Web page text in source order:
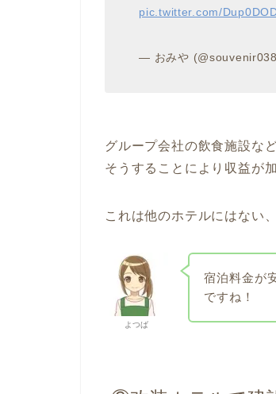
pic.twitter.com/
— おみや
グループ会社の飲食施設な
そうすることにより収益が
これは他のホテルにはない
よつば
宿泊料金が
ですね！